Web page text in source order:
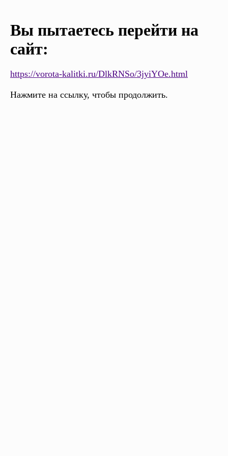
Вы пытаетесь перейти на
сайт:
https://vorota-kalitki.ru/DlkRNSo/3jyiYOe.html
Нажмите на ссылку, чтобы продолжить.